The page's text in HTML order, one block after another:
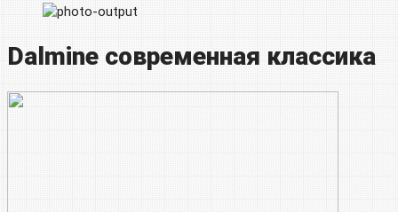
Dalmine современная классика